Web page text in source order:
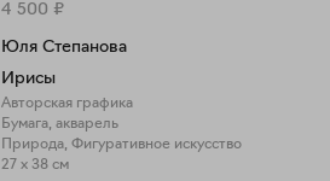
4 500 ₽
Юля Степанова
Ирисы
Авторская графика
Бумага, акварель
Природа, Фигуративное искусство
27 x 38 см